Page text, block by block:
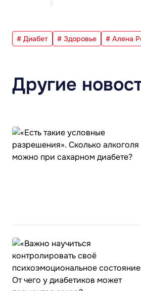
# Диабет # Здоровье # Алена
Другие